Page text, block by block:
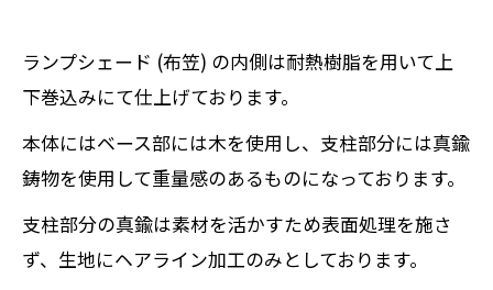
ランプシェード (布笠) の内側は耐熱樹脂を用いて上
下巻込みにて仕上げております。
本体にはベース部には木を使用し、支柱部分には真鍮
鋳物を使用して重量感のあるものになっております。
支柱部分の真鍮は素材を活かすため表面処理を施さ
ず、生地にヘアライン加工のみとしております。